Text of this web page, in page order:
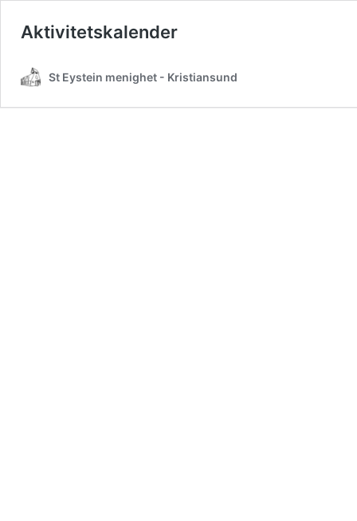
Aktivitetskalender
St Eystein menighet - Kristiansund